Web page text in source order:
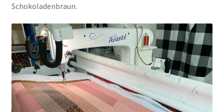
Kasse
Mein Konto
Shop
Versandarten
Schokoladenbraun.